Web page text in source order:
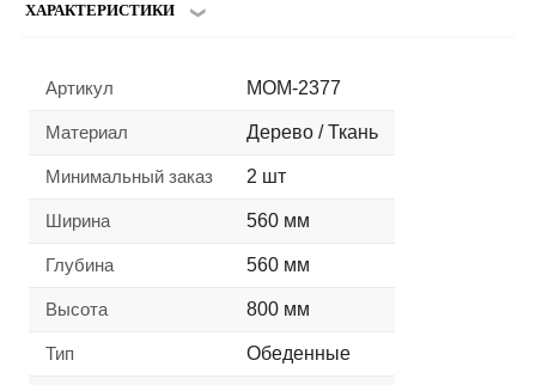
ХАРАКТЕРИСТИКИ
Артикул MOM-2377
Материал Дерево / Ткань
Минимальный заказ 2 шт
Ширина 560 мм
Глубина 560 мм
Высота 800 мм
Тип Обеденные